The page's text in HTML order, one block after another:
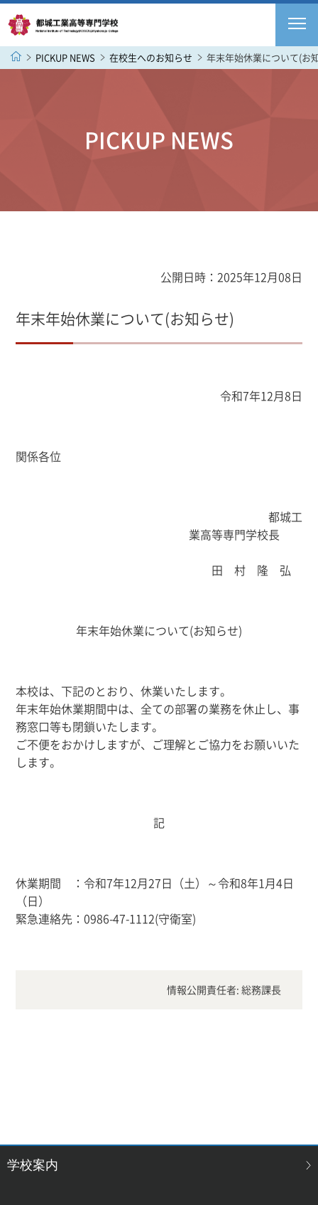
PICKUP NEWS 在校生へのお知らせ 年末年始休業について(お
PICKUP NEWS
公開日時：2025年12月08日
年末年始休業について(お知らせ)
令和7年12月8日
関係各位
都城工
業高等専門学校長
田 村 隆 弘
年末年始休業について(お知らせ)
本校は、下記のとおり、休業いたします。
年末年始休業期間中は、全ての部署の業務を休止し、事
務窓口等も閉鎖いたします。
ご不便をおかけしますが、ご理解とご協力をお願いいた
します。
記
休業期間 ：令和7年12月27日（土）～令和8年1月4日
（日）
緊急連絡先：0986-47-1112(守衛室)
情報公開責任者: 総務課長
学校案内